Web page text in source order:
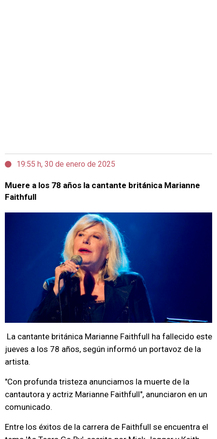
19:55 h, 30 de enero de 2025
Muere a los 78 años la cantante británica Marianne
Faithfull
La cantante británica Marianne Faithfull ha fallecido este
jueves a los 78 años, según informó un portavoz de la
artista.
"Con profunda tristeza anunciamos la muerte de la
cantautora y actriz Marianne Faithfull", anunciaron en un
comunicado.
Entre los éxitos de la carrera de Faithfull se encuentra el